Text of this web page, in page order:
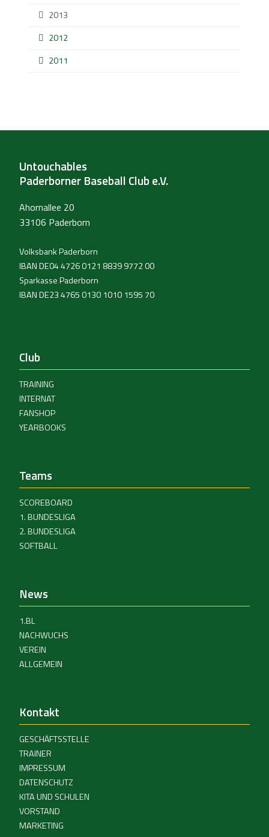
2013
2012
2011
Untouchables
Paderborner Baseball Club e.V.
Ahornallee 20
33106 Paderborn
Volksbank Paderborn
IBAN DE04 4726 0121 8839 9772 00
Sparkasse Paderborn
IBAN DE23 4765 0130 1010 1595 70
Club
TRAINING
INTERNAT
FANSHOP
YEARBOOKS
Teams
SCOREBOARD
1. BUNDESLIGA
2. BUNDESLIGA
SOFTBALL
News
1.BL
NACHWUCHS
VEREIN
ALLGEMEIN
Kontakt
GESCHÄFTSSTELLE
TRAINER
IMPRESSUM
DATENSCHUTZ
KITA UND SCHULEN
VORSTAND
MARKETING